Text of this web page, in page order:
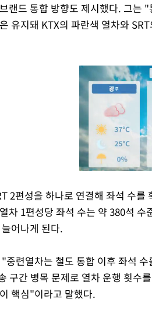
랜드 통합 방향도 제시했다. 그는
유지돼 KTX의 파란색 열차와
2편성을 하나로 연결해 좌석 수
차 1편성당 좌석 수는 약 380석
어나게 된다.
중련열차는 철도 통합 이후 좌석
구간 병목 문제로 열차 운행 횟수
핵심"이라고 말했다.